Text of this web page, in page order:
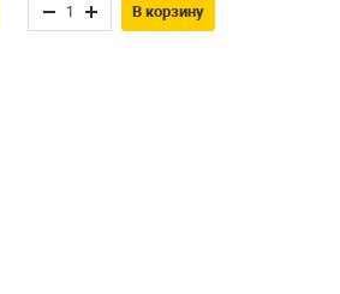
В корзину